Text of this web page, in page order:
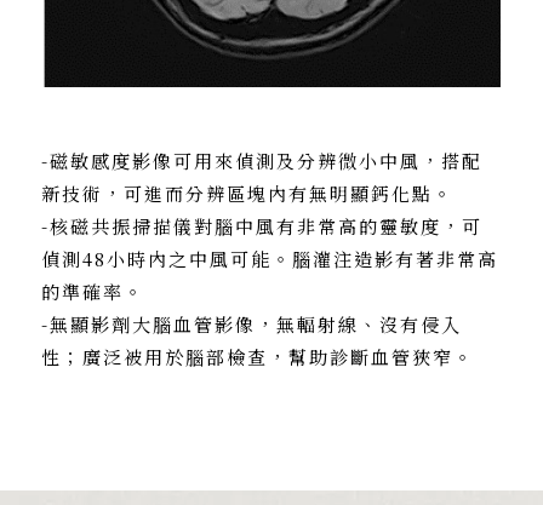
-磁敏感度影像可用來偵測及分辨微小中風，搭配
新技術，可進而分辨區塊內有無明顯鈣化點。
-核磁共振掃描儀對腦中風有非常高的靈敏度，可
偵測48小時內之中風可能。腦灌注造影有著非常高
的準確率。
-無顯影劑大腦血管影像，無輻射線、沒有侵入
性；廣泛被用於腦部檢查，幫助診斷血管狹窄。